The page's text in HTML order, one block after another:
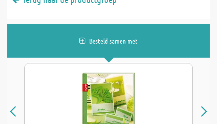
Besteld samen met